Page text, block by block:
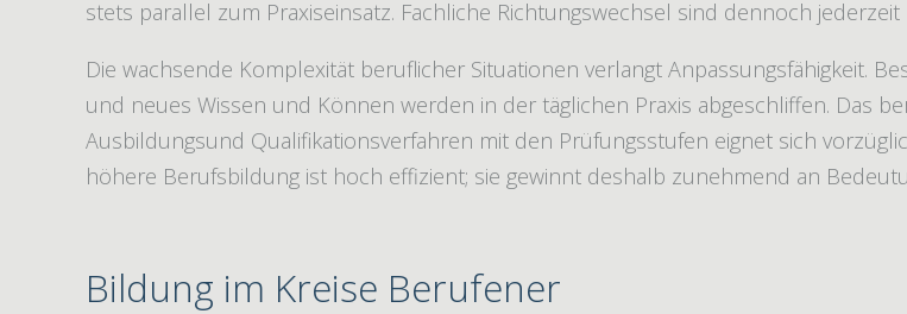
stets parallel zum Praxiseinsatz. Fachliche Richtungswechsel sind dennoch jederzeit
Die wachsende Komplexität beruflicher Situationen verlangt Anpassungsfähigkeit.
und neues Wissen und Können werden in der täglichen Praxis abgeschliffen. Das
Ausbildungsund Qualifikationsverfahren mit den Prüfungsstufen eignet sich
höhere Berufsbildung ist hoch effizient; sie gewinnt deshalb zunehmend an
Bildung im Kreise Berufener